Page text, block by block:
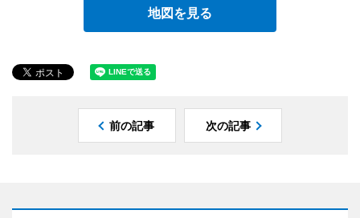
地図を見る
前の記事 次の記事